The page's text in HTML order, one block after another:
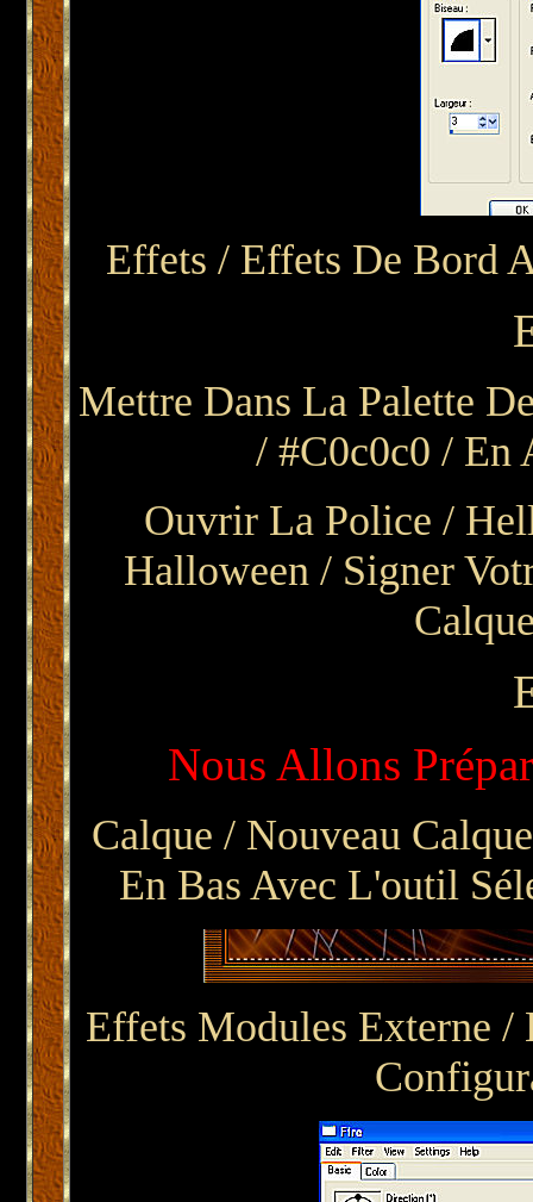
Effets / Effets De Bord
Mettre Dans La Palette
/ #c0c0c0 / En
Ouvrir La Police /
Halloween / Signer
Nous Allons
Calque / Nouveau
En Bas Avec L'outil
Effets Modules Externe /